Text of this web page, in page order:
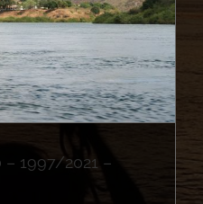
– 1997/2021 –